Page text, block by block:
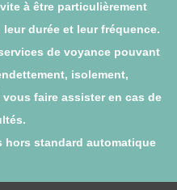
à être particulièrement
durée et leur fréquence.
de voyance pouvant
isolement,
vous faire assister en cas de
hors standard automatique